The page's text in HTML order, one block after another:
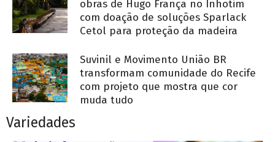
obras de Hugo França no Inhotim
com doação de soluções Sparlack
Cetol para proteção da madeira
Suvinil e Movimento União BR
transformam comunidade do Recife
com projeto que mostra que cor
muda tudo
Variedades